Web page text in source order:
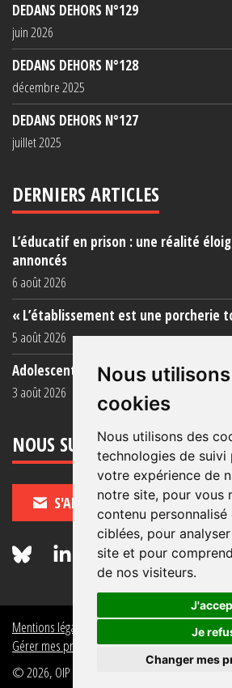
Nous
cookies
Nous utilisons des
technologies de suivi
votre expérience de
notre site, pour vous
contenu
ciblées, pour
site et pour
de nos visiteurs.
Je
Changer mes
DEDANS DEHORS N°129
juin 2026
DEDANS DEHORS N°128
décembre 2025
DEDANS DEHORS N°127
juillet 2025
DERNIERS ARTICLES
L’éducatif en prison : une réalité
annoncés
6 août 2026
« L’établissement est une porcherie
5 août 2026
Adolescent·es incarcéré·es : une
3 août 2026
NOUS SUIVRE
S'ABONNER
Mentions légales
Politique de
Gérer mes préférences de données
© 2026, OIP Section FR